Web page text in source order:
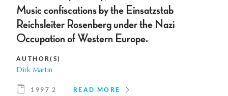
Music confiscations by the Einsatzstab
Reichsleiter Rosenberg under the Nazi
Occupation of Western Europe.
AUTHOR(S)
Dirk Martin
1997 2 READ MORE